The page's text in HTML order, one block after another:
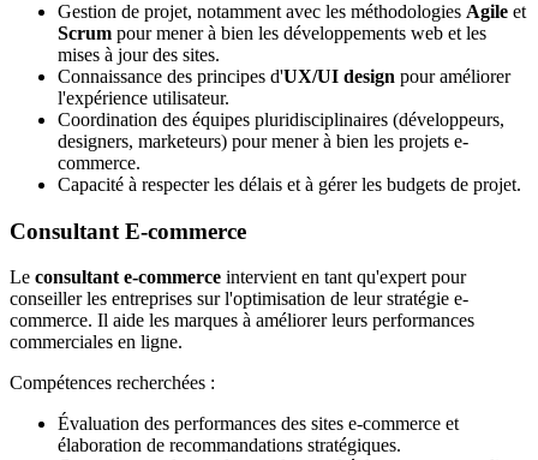
Gestion de projet, notamment avec les méthodologies Agile et
Scrum pour mener à bien les développements web et les
mises à jour des sites.
Connaissance des principes d'UX/UI design pour améliorer
l'expérience utilisateur.
Coordination des équipes pluridisciplinaires (développeurs,
designers, marketeurs) pour mener à bien les projets e-
commerce.
Capacité à respecter les délais et à gérer les budgets de projet.
Consultant E-commerce
Le consultant e-commerce intervient en tant qu'expert pour
conseiller les entreprises sur l'optimisation de leur stratégie e-
commerce. Il aide les marques à améliorer leurs performances
commerciales en ligne.
Compétences recherchées :
Évaluation des performances des sites e-commerce et
élaboration de recommandations stratégiques.